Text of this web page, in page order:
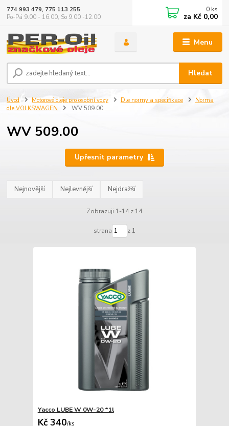
Menu
Hledat
774 993 479, 775 113 255
Po-Pá 9.00 - 16.00, So 9.00 -12.00
0 ks
za Kč 0,00
Úvod Motorové oleje pro osobní vozy Dle normy a specifikace
Norma
dle VOLKSWAGEN
WV 509.00
WV 509.00
Upřesnit parametry
Nejnovější Nejlevnější Nejdražší
Zobrazuji 1-14 z 14
strana z 1
Yacco LUBE W 0W-20 *1l
Kč 340/ks